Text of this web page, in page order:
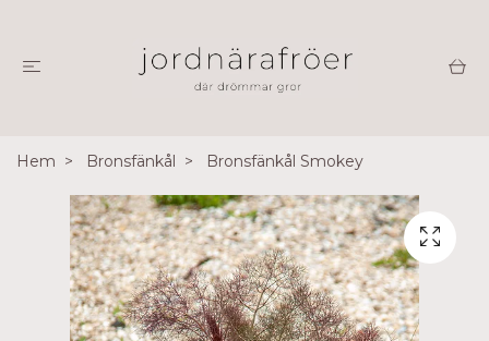
Hem Bronsfänkål Bronsfänkål Smokey